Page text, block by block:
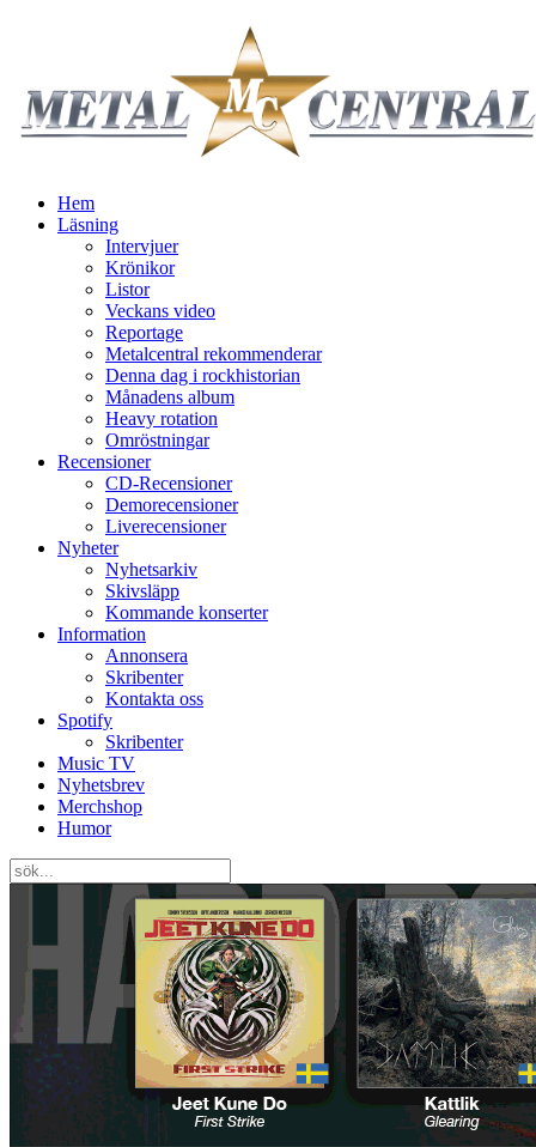
Hem
Läsning
Intervjuer
Krönikor
Listor
Veckans video
Reportage
Metalcentral rekommenderar
Denna dag i rockhistorian
Månadens album
Heavy rotation
Omröstningar
Recensioner
CD-Recensioner
Demorecensioner
Liverecensioner
Nyheter
Nyhetsarkiv
Skivsläpp
Kommande konserter
Information
Annonsera
Skribenter
Kontakta oss
Spotify
Skribenter
Music TV
Nyhetsbrev
Merchshop
Humor